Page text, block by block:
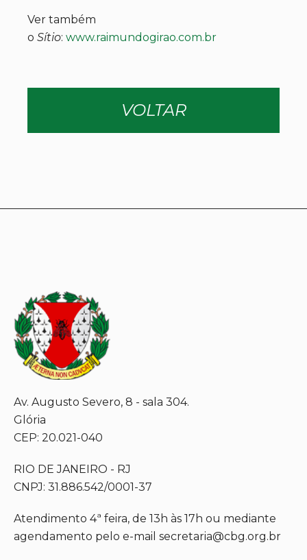
Ver também
o Sítio: www.raimundogirao.com.br
VOLTAR
Av. Augusto Severo, 8 - sala 304.
Glória
CEP: 20.021-040
RIO DE JANEIRO - RJ
CNPJ: 31.886.542/0001-37
Atendimento 4ª feira, de 13h às 17h ou mediante
agendamento pelo e-mail secretaria@cbg.org.br